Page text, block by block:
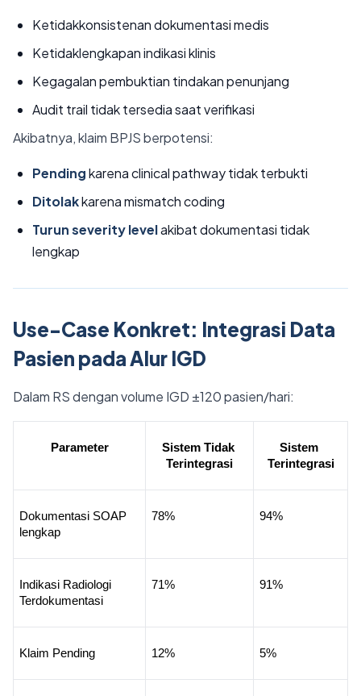
Ketidakkonsistenan dokumentasi medis
Ketidaklengkapan indikasi klinis
Kegagalan pembuktian tindakan penunjang
Audit trail tidak tersedia saat verifikasi
Akibatnya, klaim BPJS berpotensi:
Pendingkarena clinical pathway tidak terbukti
Ditolakkarena mismatch coding
Turun severity levelakibat dokumentasi tidak
lengkap
Use-Case Konkret: Integrasi Data
Pasien pada Alur IGD
Dalam RS dengan volume IGD ±120 pasien/hari:
Parameter
Sistem Tidak
Terintegrasi
Sistem
Terintegrasi
Dokumentasi SOAP
lengkap
78% 94%
Indikasi Radiologi
Terdokumentasi
71% 91%
Klaim Pending 12% 5%